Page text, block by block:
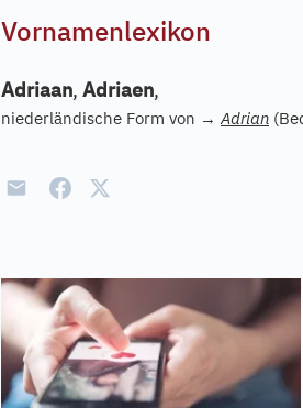
Vornamenlexikon
Adriaan, Adriaen,
niederländische Form von →Adrian